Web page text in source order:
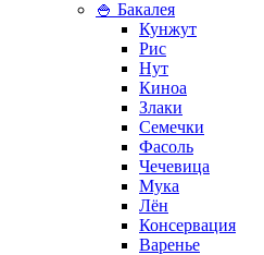
🍚 Бакалея
Кунжут
Рис
Нут
Киноа
Злаки
Семечки
Фасоль
Чечевица
Мука
Лён
Консервация
Варенье